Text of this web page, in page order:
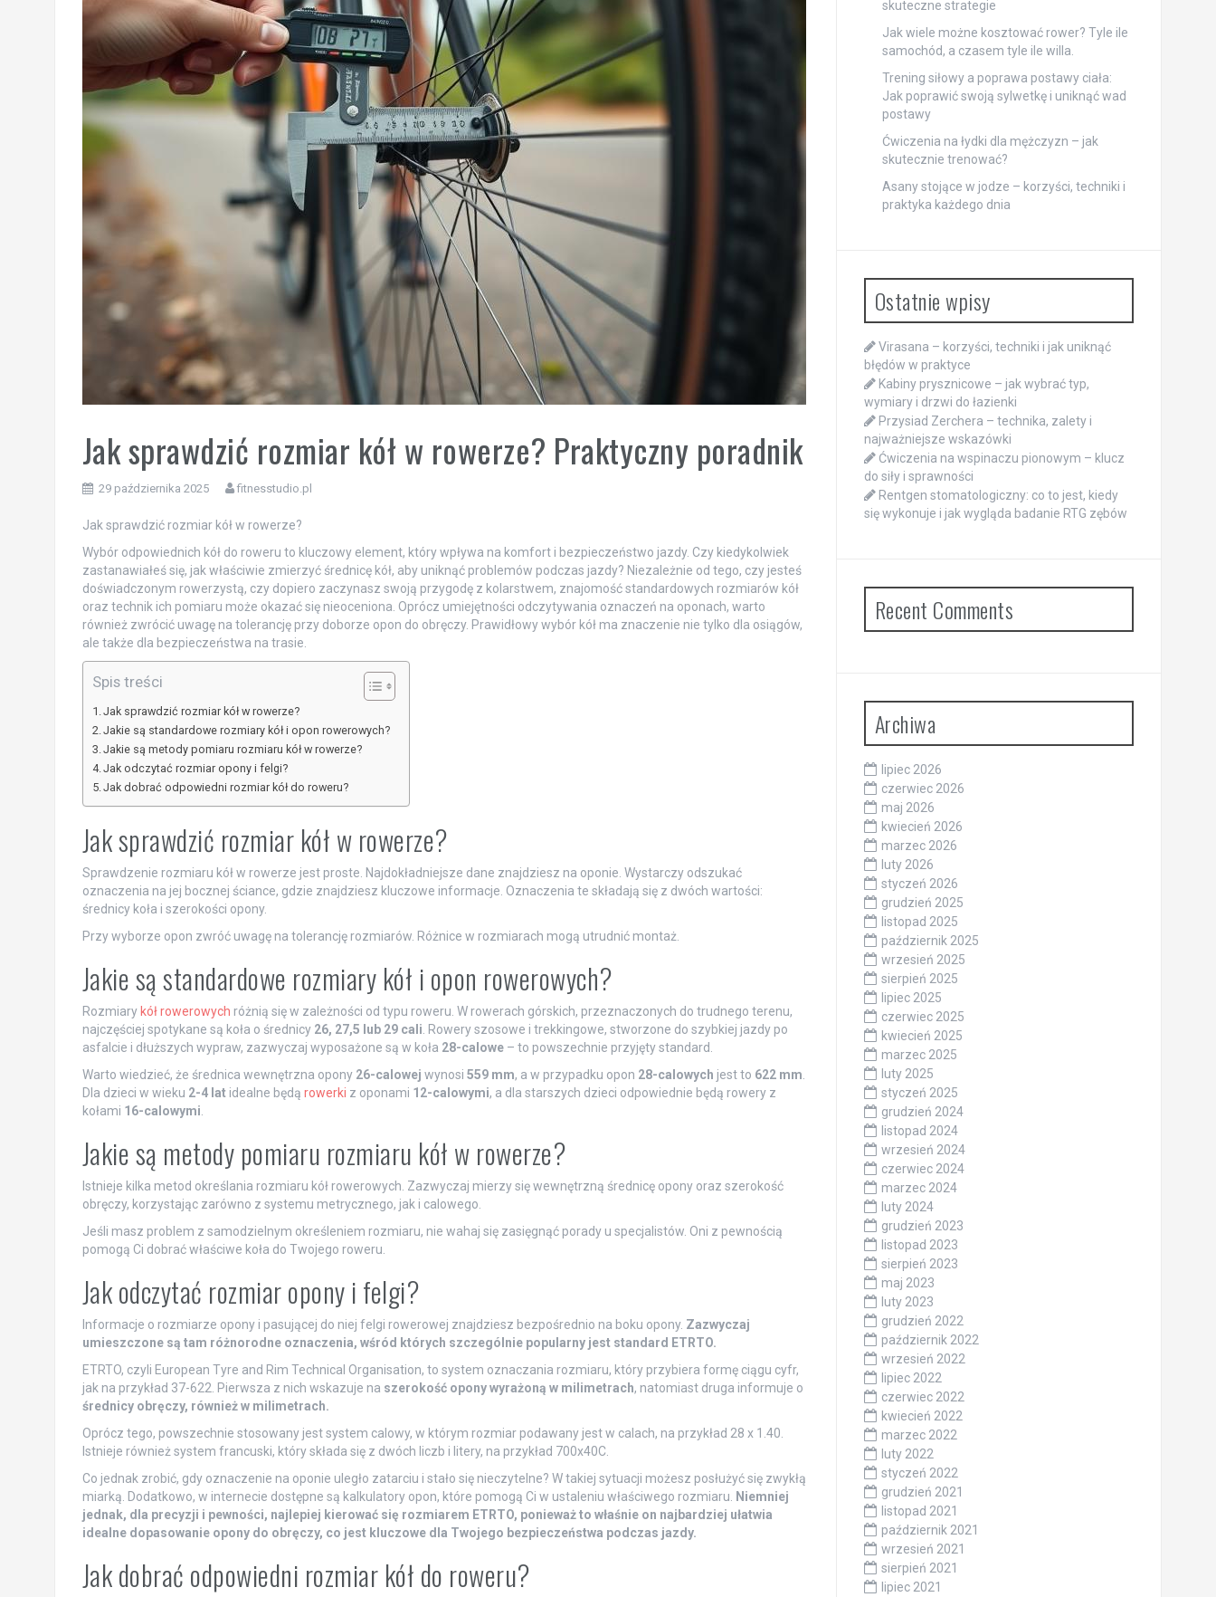
Jak sprawdzić rozmiar kół w rowerze? Praktyczny poradnik
29 października 2025 fitnesstudio.pl
Jak sprawdzić rozmiar kół w rowerze?
Wybór odpowiednich kół do roweru to kluczowy element, który wpływa na komfort i bezpieczeństwo jazdy. Czy kiedykolwiek
zastanawiałeś się, jak właściwie zmierzyć średnicę kół, aby uniknąć problemów podczas jazdy? Niezależnie od tego, czy jesteś
doświadczonym rowerzystą, czy dopiero zaczynasz swoją przygodę z kolarstwem, znajomość standardowych rozmiarów kół
oraz technik ich pomiaru może okazać się nieoceniona. Oprócz umiejętności odczytywania oznaczeń na oponach, warto
również zwrócić uwagę na tolerancję przy doborze opon do obręczy. Prawidłowy wybór kół ma znaczenie nie tylko dla osiągów,
ale także dla bezpieczeństwa na trasie.
Spis treści
Jak sprawdzić rozmiar kół w rowerze?
Jakie są standardowe rozmiary kół i opon rowerowych?
Jakie są metody pomiaru rozmiaru kół w rowerze?
Jak odczytać rozmiar opony i felgi?
Jak dobrać odpowiedni rozmiar kół do roweru?
Jak sprawdzić rozmiar kół w rowerze?
Sprawdzenie rozmiaru kół w rowerze jest proste. Najdokładniejsze dane znajdziesz na oponie. Wystarczy odszukać
oznaczenia na jej bocznej ściance, gdzie znajdziesz kluczowe informacje. Oznaczenia te składają się z dwóch wartości:
średnicy koła i szerokości opony.
Przy wyborze opon zwróć uwagę na tolerancję rozmiarów. Różnice w rozmiarach mogą utrudnić montaż.
Jakie są standardowe rozmiary kół i opon rowerowych?
Rozmiary kół rowerowych różnią się w zależności od typu roweru. W rowerach górskich, przeznaczonych do trudnego terenu,
najczęściej spotykane są koła o średnicy 26, 27,5 lub 29 cali. Rowery szosowe i trekkingowe, stworzone do szybkiej jazdy po
asfalcie i dłuższych wypraw, zazwyczaj wyposażone są w koła 28-calowe– to powszechnie przyjęty standard.
Warto wiedzieć, że średnica wewnętrzna opony 26-calowej wynosi 559 mm, a w przypadku opon 28-calowych jest to 622 mm.
Dla dzieci w wieku 2-4 latidealne będą rowerki z oponami 12-calowymi, a dla starszych dzieci odpowiednie będą rowery z
kołami 16-calowymi.
Jakie są metody pomiaru rozmiaru kół w rowerze?
Istnieje kilka metod określania rozmiaru kół rowerowych. Zazwyczaj mierzy się wewnętrzną średnicę opony oraz szerokość
obręczy, korzystając zarówno z systemu metrycznego, jak i calowego.
Jeśli masz problem z samodzielnym określeniem rozmiaru, nie wahaj się zasięgnąć porady u specjalistów. Oni z pewnością
pomogą Ci dobrać właściwe koła do Twojego roweru.
Jak odczytać rozmiar opony i felgi?
Informacje o rozmiarze opony i pasującej do niej felgi rowerowej znajdziesz bezpośrednio na boku opony. Zazwyczaj
umieszczone są tam różnorodne oznaczenia, wśród których szczególnie popularny jest standard ETRTO.
ETRTO, czyli European Tyre and Rim Technical Organisation, to system oznaczania rozmiaru, który przybiera formę ciągu cyfr,
jak na przykład 37-622. Pierwsza z nich wskazuje na szerokość opony wyrażoną w milimetrach, natomiast druga informuje o
średnicy obręczy, również w milimetrach.
Oprócz tego, powszechnie stosowany jest system calowy, w którym rozmiar podawany jest w calach, na przykład 28 x 1.40.
Istnieje również system francuski, który składa się z dwóch liczb i litery, na przykład 700x40C.
Co jednak zrobić, gdy oznaczenie na oponie uległo zatarciu i stało się nieczytelne? W takiej sytuacji możesz posłużyć się zwykłą
miarką. Dodatkowo, w internecie dostępne są kalkulatory opon, które pomogą Ci w ustaleniu właściwego rozmiaru. Niemniej
jednak, dla precyzji i pewności, najlepiej kierować się rozmiarem ETRTO, ponieważ to właśnie on najbardziej ułatwia
idealne dopasowanie opony do obręczy, co jest kluczowe dla Twojego bezpieczeństwa podczas jazdy.
Jak dobrać odpowiedni rozmiar kół do roweru?
skuteczne strategie
Jak wiele możne kosztować rower? Tyle ile
samochód, a czasem tyle ile willa.
Trening siłowy a poprawa postawy ciała:
Jak poprawić swoją sylwetkę i uniknąć wad
postawy
Ćwiczenia na łydki dla mężczyzn – jak
skutecznie trenować?
Asany stojące w jodze – korzyści, techniki i
praktyka każdego dnia
Ostatnie wpisy
Virasana – korzyści, techniki i jak uniknąć
błędów w praktyce
Kabiny prysznicowe – jak wybrać typ,
wymiary i drzwi do łazienki
Przysiad Zerchera – technika, zalety i
najważniejsze wskazówki
Ćwiczenia na wspinaczu pionowym – klucz
do siły i sprawności
Rentgen stomatologiczny: co to jest, kiedy
się wykonuje i jak wygląda badanie RTG zębów
Recent Comments
Archiwa
lipiec 2026
czerwiec 2026
maj 2026
kwiecień 2026
marzec 2026
luty 2026
styczeń 2026
grudzień 2025
listopad 2025
październik 2025
wrzesień 2025
sierpień 2025
lipiec 2025
czerwiec 2025
kwiecień 2025
marzec 2025
luty 2025
styczeń 2025
grudzień 2024
listopad 2024
wrzesień 2024
czerwiec 2024
marzec 2024
luty 2024
grudzień 2023
listopad 2023
sierpień 2023
maj 2023
luty 2023
grudzień 2022
październik 2022
wrzesień 2022
lipiec 2022
czerwiec 2022
kwiecień 2022
marzec 2022
luty 2022
styczeń 2022
grudzień 2021
listopad 2021
październik 2021
wrzesień 2021
sierpień 2021
lipiec 2021